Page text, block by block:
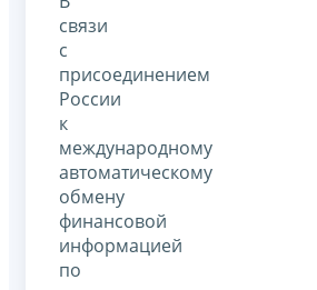
связи
с
присоединением
России
к
международному
автоматическому
обмену
финансовой
информацией
по